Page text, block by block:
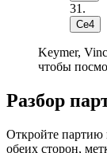
31 .
Сe4
Keymer,
чтобы
Разбор
Откройте партию
обеих сторон,